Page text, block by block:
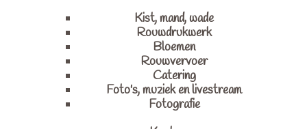
Kist, mand, wade
Rouwdrukwerk
Bloemen
Rouwvervoer
Catering
Foto's, muziek en livestream
Fotografie